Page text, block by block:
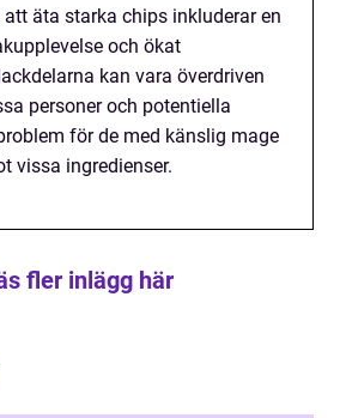
att äta starka chips inkluderar en
och ökat
kan vara överdriven
personer och potentiella
för de med känslig mage
vissa ingredienser.
fler inlägg här